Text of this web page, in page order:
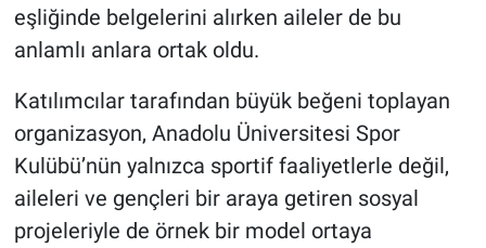
eşliğinde belgelerini alırken aileler de bu
anlamlı anlara ortak oldu.
Katılımcılar tarafından büyük beğeni toplayan
organizasyon, Anadolu Üniversitesi Spor
Kulübü’nün yalnızca sportif faaliyetlerle değil,
aileleri ve gençleri bir araya getiren sosyal
projeleriyle de örnek bir model ortaya